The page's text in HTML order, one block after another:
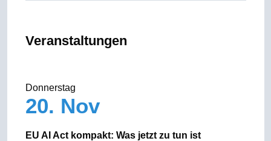
Veranstaltungen
Donnerstag
20. Nov
EU AI Act kompakt: Was jetzt zu tun ist